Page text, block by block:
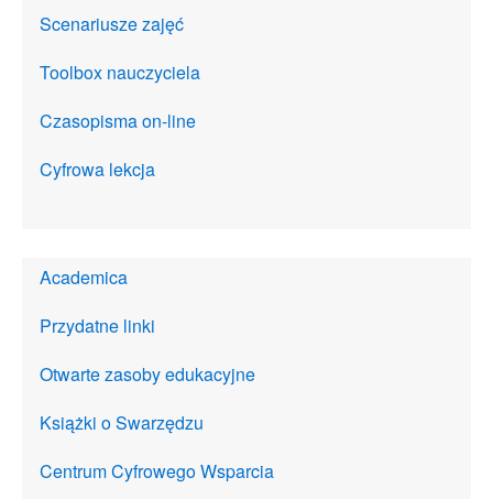
Scenariusze zajęć
Toolbox nauczyciela
Czasopisma on-line
Cyfrowa lekcja
Academica
Przydatne linki
Otwarte zasoby edukacyjne
Książki o Swarzędzu
Centrum Cyfrowego Wsparcia